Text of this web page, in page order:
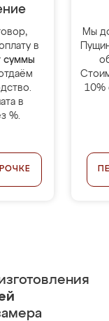
в
суммы
в
%.
Мы
10%